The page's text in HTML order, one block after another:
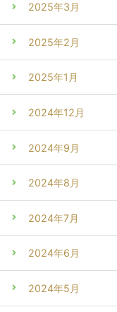
2025年3月
2025年2月
2025年1月
2024年12月
2024年9月
2024年8月
2024年7月
2024年6月
2024年5月